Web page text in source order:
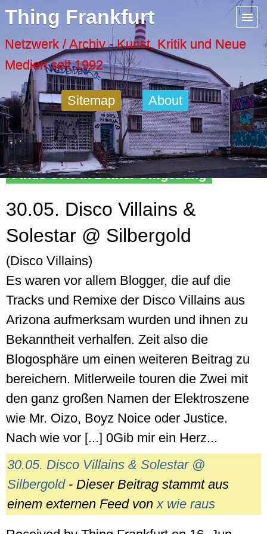
Thing Frankfurt
Netzwerk / Archiv - Kunst, Kritik und Neue
Medien seit 1992
Sitemap About
Finde Orte in Deiner Umgebung
30.05. Disco Villains &
Solestar @ Silbergold
(Disco Villains)
Es waren vor allem Blogger, die auf die
Tracks und Remixe der Disco Villains aus
Arizona aufmerksam wurden und ihnen zu
Bekanntheit verhalfen. Zeit also die
Blogosphäre um einen weiteren Beitrag zu
bereichern. Mitlerweile touren die Zwei mit
den ganz großen Namen der Elektroszene
wie Mr. Oizo, Boyz Noice oder Justice.
Nach wie vor [...] 0Gib mir ein Herz...
30.05. Disco Villains & Solestar @
Silbergold- Dieser Beitrag stammt aus
einem externen Feed vonx wie raus
Menu
Artspaces
Cool Places
Frankfurt Diary
Activity
Recent Posts
Home